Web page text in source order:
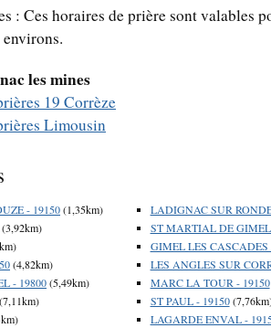
: Ces horaires de prière sont valables
environs.
les mines
19 Corrèze
Limousin
- 19150(1,35km)
(3,92km)
(4,82km)
- 19800(5,49km)
(7,11km)
LADIGNAC SUR
ST MARTIAL DE GIMEL
GIMEL LES CASCADES
LES ANGLES SUR
MARC LA TOUR - 19150
ST PAUL - 19150
LAGARDE ENVAL -